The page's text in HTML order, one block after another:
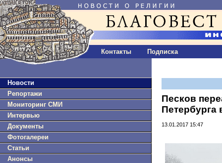
Контакты Подписка
Новости
Репортажи
Мониторинг СМИ
Интервью
Документы
Фотогалереи
Статьи
Анонсы
Песков
Петербурга
13.01.2017 15:47